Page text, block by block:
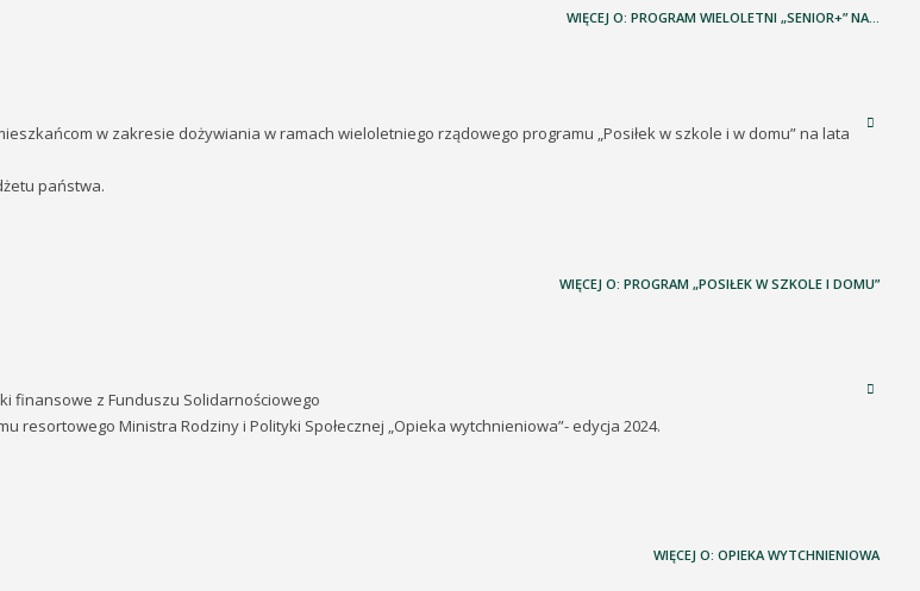
WIĘCEJ O: PROGRAM WIELOLETNI „SENIOR+” NA...
w zakresie dożywiania w ramach wieloletniego rządowego programu „Posiłek w szkole i w domu” na lata
państwa.
WIĘCEJ O: PROGRAM „POSIŁEK W SZKOLE I DOMU”
finansowe z Funduszu Solidarnościowego
resortowego Ministra Rodziny i Polityki Społecznej „Opieka wytchnieniowa”- edycja 2024.
WIĘCEJ O: OPIEKA WYTCHNIENIOWA